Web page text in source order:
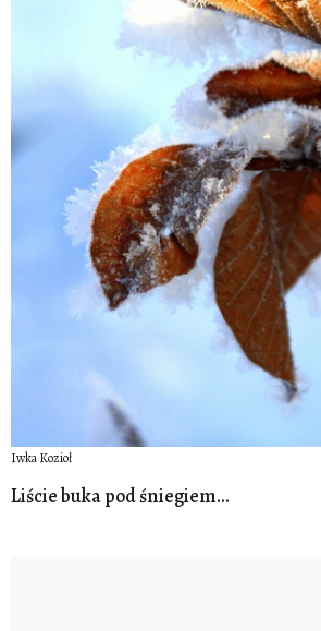
Iwka Kozioł
Liście buka pod śniegiem...